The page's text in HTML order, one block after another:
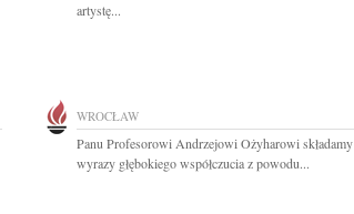
artystę...
WROCŁAW
Panu Profesorowi Andrzejowi Ożyharowi składamy
wyrazy głębokiego współczucia z powodu...